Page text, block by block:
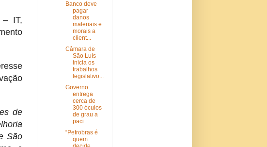
– IT,
de
São
Banco deve
pagar
danos
materiais e
morais a
client...
Câmara de
São Luís
inicia os
trabalhos
legislativo...
Governo
entrega
cerca de
300 óculos
de grau a
paci...
“Petrobras é
quem